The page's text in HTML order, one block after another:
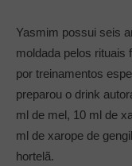
Yasmim possui seis
moldada pelos rituais
por treinamentos
preparou o drink
ml de mel, 10 ml de
ml de xarope de
hortelã.